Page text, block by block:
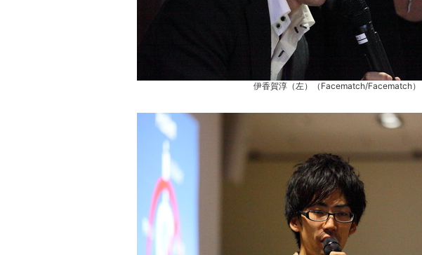
伊香賀淳（左）（Facematch/Facematch）